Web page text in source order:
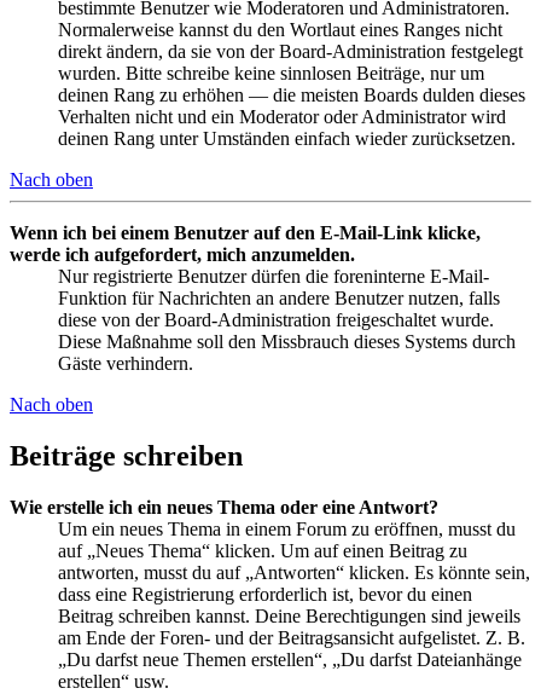
bestimmte Benutzer wie Moderatoren und Administratoren.
Normalerweise kannst du den Wortlaut eines Ranges nicht
direkt ändern, da sie von der Board-Administration festgelegt
wurden. Bitte schreibe keine sinnlosen Beiträge, nur um
deinen Rang zu erhöhen — die meisten Boards dulden dieses
Verhalten nicht und ein Moderator oder Administrator wird
deinen Rang unter Umständen einfach wieder zurücksetzen.
Nach oben
Wenn ich bei einem Benutzer auf den E-Mail-Link klicke,
werde ich aufgefordert, mich anzumelden.
Nur registrierte Benutzer dürfen die foreninterne E-Mail-
Funktion für Nachrichten an andere Benutzer nutzen, falls
diese von der Board-Administration freigeschaltet wurde.
Diese Maßnahme soll den Missbrauch dieses Systems durch
Gäste verhindern.
Nach oben
Beiträge schreiben
Wie erstelle ich ein neues Thema oder eine Antwort?
Um ein neues Thema in einem Forum zu eröffnen, musst du
auf „Neues Thema“ klicken. Um auf einen Beitrag zu
antworten, musst du auf „Antworten“ klicken. Es könnte sein,
dass eine Registrierung erforderlich ist, bevor du einen
Beitrag schreiben kannst. Deine Berechtigungen sind jeweils
am Ende der Foren- und der Beitragsansicht aufgelistet. Z. B.
„Du darfst neue Themen erstellen“, „Du darfst Dateianhänge
erstellen“ usw.